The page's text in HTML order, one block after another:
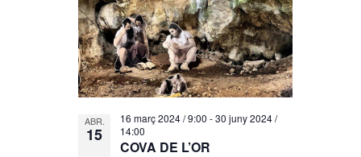
ABR.
15
COVA DE L’OR
16 març 2024 / 9:00 -30 juny 2024 /
14:00